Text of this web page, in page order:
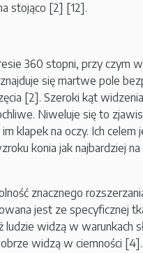
stojąco [2] [12].
360 stopni, przy czym
się martwe pole
[2]. Szeroki kąt
Niweluje się to
klapek na oczy. Ich celem
konia jak najbardziej
znacznego
jest ze specyficznej
ludzie widzą w warunkach
widzą w ciemności [4].